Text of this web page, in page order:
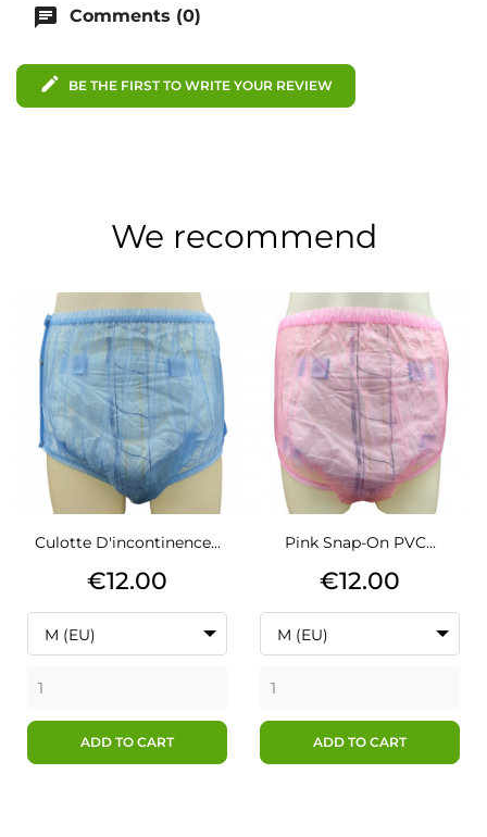
chat Comments (0)
edit BE THE FIRST TO WRITE YOUR REVIEW
We recommend
Culotte D'incontinence...
Price
€12.00
M (EU)
ADD TO CART
Pink Snap-On PVC...
Price
€12.00
M (EU)
ADD TO CART